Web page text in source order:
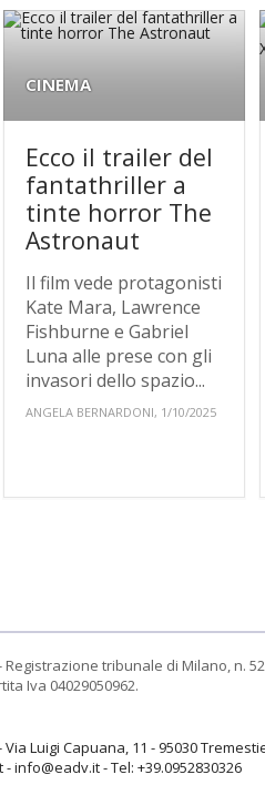
CINEMA
Ecco il trailer del
fantathriller a
tinte horror The
Astronaut
Il film vede protagonisti
Kate Mara, Lawrence
Fishburne e Gabriel
Luna alle prese con gli
invasori dello spazio...
ANGELA BERNARDONI, 1/10/2025
- Registrazione tribunale di Milano, n.
Iva 04029050962.
Via Luigi Capuana, 11 - 95030
info@eadv.it - Tel: +39.0952830326